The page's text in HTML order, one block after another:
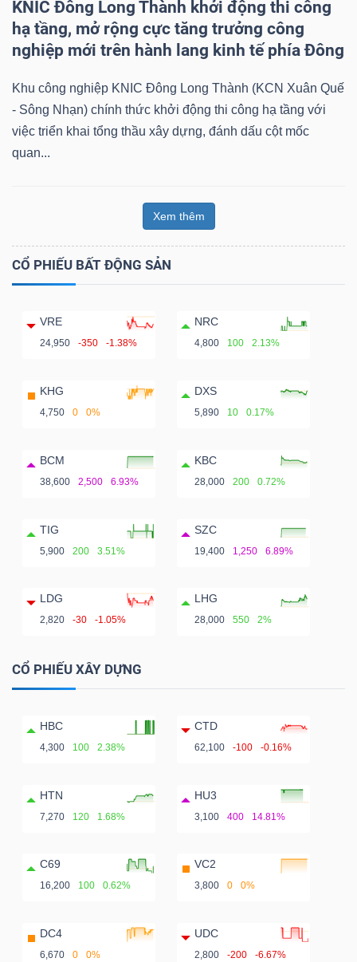
KNIC Đông Long Thành khởi động thi công
hạ tầng, mở rộng cực tăng trưởng công
nghiệp mới trên hành lang kinh tế phía Đông
Khu công nghiệp KNIC Đông Long Thành (KCN Xuân Quế
- Sông Nhạn) chính thức khởi động thi công hạ tầng với
việc triển khai tổng thầu xây dựng, đánh dấu cột mốc
quan...
Xem thêm
CỔ PHIẾU BẤT ĐỘNG SẢN
VRE
24,950 -350 -1.38%
NRC
4,800 100 2.13%
KHG
4,750 0 0%
DXS
5,890 10 0.17%
BCM
38,600 2,500 6.93%
KBC
28,000 200 0.72%
TIG
5,900 200 3.51%
SZC
19,400 1,250 6.89%
LDG
2,820 -30 -1.05%
LHG
28,000 550 2%
CỔ PHIẾU XÂY DỰNG
HBC
4,300 100 2.38%
CTD
62,100 -100 -0.16%
HTN
7,270 120 1.68%
HU3
3,100 400 14.81%
C69
16,200 100 0.62%
VC2
3,800 0 0%
DC4
6,670 0 0%
UDC
2,800 -200 -6.67%